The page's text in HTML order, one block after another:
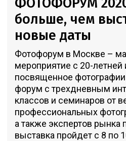
больше, чем
новые даты
Фотофорум в Москве –
мероприятие с 20-летней
посвященное
форум с трехдневным
классов и семинаров от
профессиональных
а также экспертов рынка
выставка пройдет с 8 по